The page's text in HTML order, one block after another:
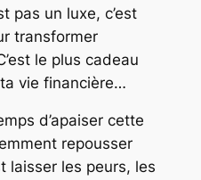
pas un luxe, c’est
transformer
le plus cadeau
vie financière…
d’apaiser cette
repousser
laisser les peurs, les